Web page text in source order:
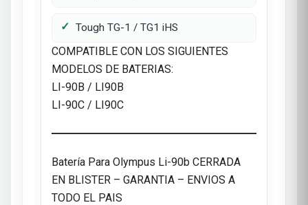
Tough TG-1 / TG1 iHS
COMPATIBLE CON LOS SIGUIENTES
MODELOS DE BATERIAS:
LI-90B / LI90B
LI-90C / LI90C
Batería Para Olympus Li-90b CERRADA
EN BLISTER – GARANTIA – ENVIOS A
TODO EL PAIS